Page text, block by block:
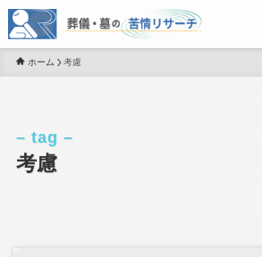
ホーム 考慮
考慮
– tag –